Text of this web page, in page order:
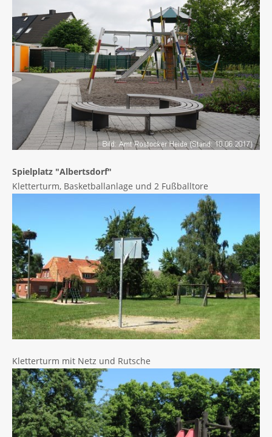
Spielplatz "Albertsdorf"
Kletterturm, Basketballanlage und 2 Fußballtore
Kletterturm mit Netz und Rutsche